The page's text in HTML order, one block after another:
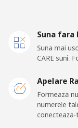
Telefon
⁦1.5¢⁩
Mobil ⁦22.5¢⁩
New
Suna fara
Suna mai
CARE suni.
Apelare
Formeaza
numerele
conecteaza-